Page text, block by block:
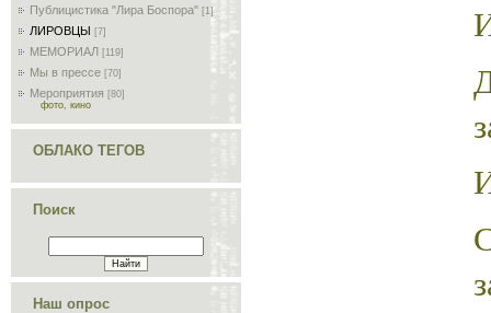
Публицистика "Лира Боспора" [1]
ЛИРОВЦЫ [7]
МЕМОРИАЛ [119]
Мы в прессе [70]
Мероприятия [80]
фото, кино
ОБЛАКО ТЕГОВ
Поиск
Наш опрос